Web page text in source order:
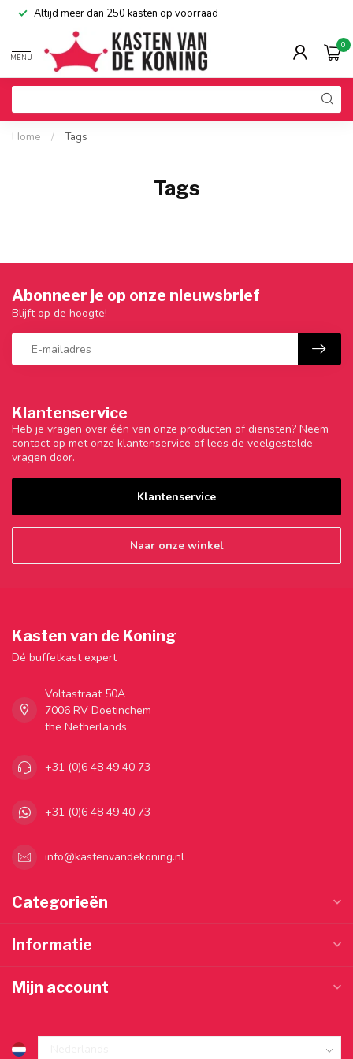
Altijd meer dan 250 kasten op voorraad
MENU
0
Home / Tags
Tags
Klantenservice
Heb je vragen over één van onze producten of diensten? Neem
contact op met onze klantenservice of lees de veelgestelde
vragen door.
Klantenservice
Naar onze winkel
Abonneer je op onze nieuwsbrief
Blijft op de hoogte!
Kasten van de Koning
Dé buffetkast expert
Voltastraat 50A
7006 RV Doetinchem
the Netherlands
+31 (0)6 48 49 40 73
+31 (0)6 48 49 40 73
info@kastenvandekoning.nl
Categorieën
Informatie
Mijn account